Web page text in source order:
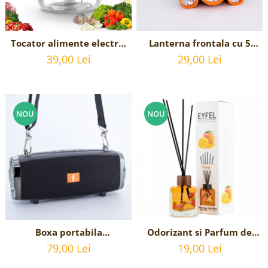
Tocator alimente electric
portabil pentru usturoi,
incarcare USB, 250 ml
39,00 Lei
Lanterna frontala cu 5
LED-uri si acumulator,
incarcare USB
29,00 Lei
NOU
Boxa portabila
Bluetooth,Radio, USB,
card, radio FM, USB
79,00 Lei
NOU
Odorizant si Parfum de
camera cu betisoare
aroma de MANGO 120 ml,
19,00 Lei